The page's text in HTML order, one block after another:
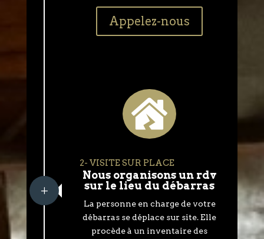
Appelez-nous
L

2- VISITE SUR PLACE
Nous organisons un rdv
sur le lieu du débarras
La personne en charge de votre
débarras se déplace sur site. Elle
procède à un inventaire des